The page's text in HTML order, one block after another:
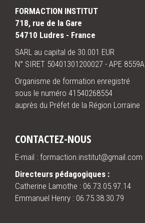
FORMACTION INSTITUT
718, rue de la Gare
54710 Ludres - France
SARL au capital de 30.001 EUR
N° SIRET 50401301200027 - APE 8559A
Organisme de formation enregistré
sous le numéro 41540268554
auprès du Préfet de la Région Lorraine
CONTACTEZ-NOUS
E-mail : formaction.institut@gmail.com
Directeurs pédagogiques :
Catherine Lamothe : 06.73.05.97.14
Emmanuel Henry : 06.75.38.30.79